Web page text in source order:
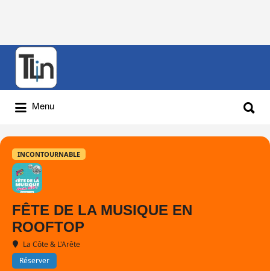
Rechercher
Menu
INCONTOURNABLE
FÊTE DE LA MUSIQUE EN
ROOFTOP
La Côte & L'Arête
Réserver